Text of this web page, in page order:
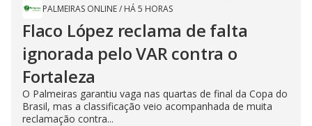
PALMEIRAS ONLINE/ HÁ 5 HORAS
Flaco López reclama de falta
ignorada pelo VAR contra o
Fortaleza
O Palmeiras garantiu vaga nas quartas de final da Copa do
Brasil, mas a classificação veio acompanhada de muita
reclamação contra...